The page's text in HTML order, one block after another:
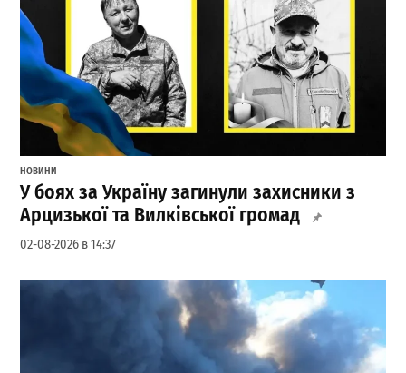
НОВИНИ
У боях за Україну загинули захисники з
Арцизької та Вилківської громад
02-08-2026 в 14:37